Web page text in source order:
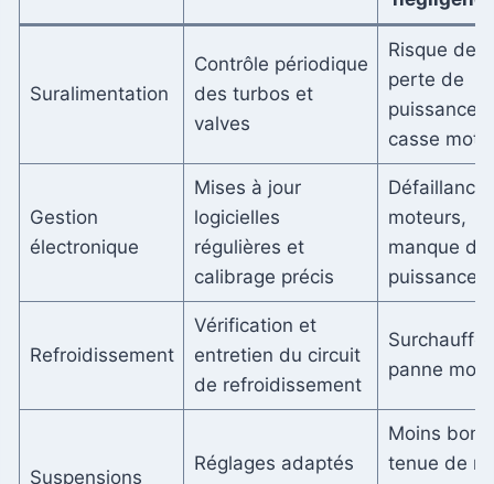
Suralimentation
Contrôle périodique
des turbos et
valves
Risque de
perte de
puissance
casse
Gestion
électronique
Mises à jour
logicielles
régulières et
calibrage précis
moteurs,
manque de
puissance
Refroidissement
Vérification et
entretien du circuit
de refroidissement
Surchauffe,
panne
Suspensions
Réglages adaptés
Moins
tenue de